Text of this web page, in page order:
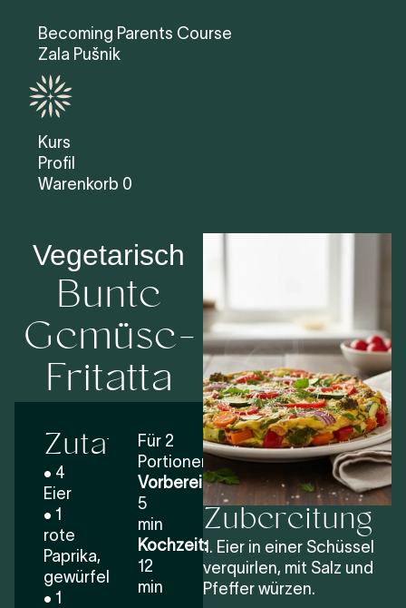
Becoming Parents Course
Zala Pušnik
Kurs
Profil
Warenkorb 0
Vegetarisch
Bunte
Gemüse-
Fritatta
Zutaten
• 4
Eier
• 1
rote
Paprika,
gewürfelt
• 1
Für 2
Portionen
Vorbereitungszeit:
5
min
Kochzeit:
12
min
Zubereitung
1. Eier in einer Schüssel
verquirlen, mit Salz und
Pfeffer würzen.